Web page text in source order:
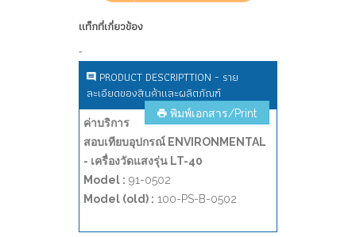
แท็กที่เกี่ยวข้อง
-
PRODUCT DESCRIPTTION - ราย
ละเอียดของสินค้าและผลิตภัณฑ์
พิมพ์เอกสาร/Print
ค่าบริการ
สอบเทียบอุปกรณ์ ENVIRONMENTAL
- เครื่องวัดแสงรุ่น LT-40
Model : 91-0502
Model (old) : 100-PS-B-0502